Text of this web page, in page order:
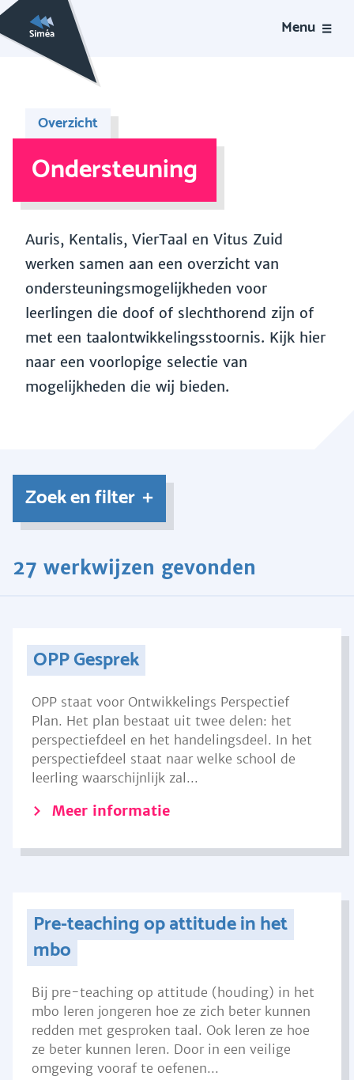
Menu
Overzicht
Ondersteuning
Auris, Kentalis, VierTaal en Vitus Zuid
werken samen aan een overzicht van
ondersteuningsmogelijkheden voor
leerlingen die doof of slechthorend zijn of
met een taalontwikkelingsstoornis. Kijk hier
naar een voorlopige selectie van
mogelijkheden die wij bieden.
Zoek en filter
27 werkwijzen gevonden
OPP Gesprek
OPP staat voor Ontwikkelings Perspectief
Plan. Het plan bestaat uit twee delen: het
perspectiefdeel en het handelingsdeel. In het
perspectiefdeel staat naar welke school de
leerling waarschijnlijk zal...
Meer informatie
Pre-teaching op attitude in het
mbo
Bij pre-teaching op attitude (houding) in het
mbo leren jongeren hoe ze zich beter kunnen
redden met gesproken taal. Ook leren ze hoe
ze beter kunnen leren. Door in een veilige
omgeving vooraf te oefenen...